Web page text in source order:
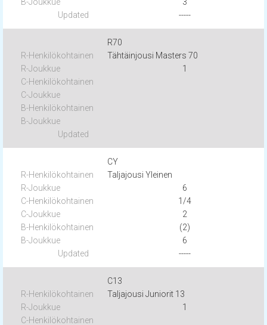
-----
R70
Tähtäinjousi Masters 70
1
CY
Taljajousi Yleinen
6
1/4
2
(2)
6
-----
C13
Taljajousi Juniorit 13
1